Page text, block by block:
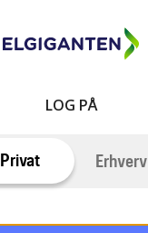
LOG PÅ
Privat Erhverv